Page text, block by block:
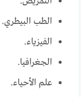
الطب البيطري.
الفيزياء.
الجغرافيا.
علم الأحياء.